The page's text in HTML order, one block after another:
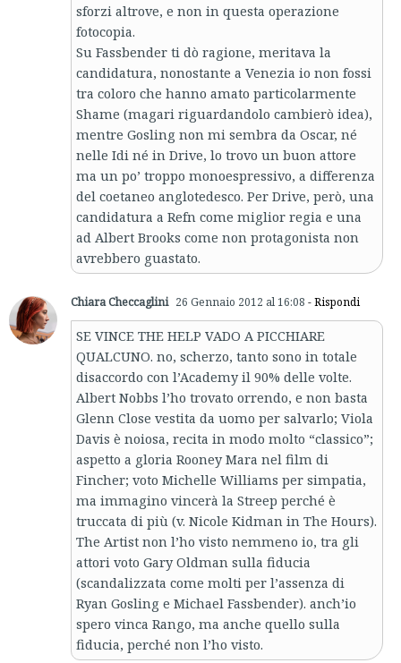
sforzi altrove, e non in questa operazione
fotocopia.
Su Fassbender ti dò ragione, meritava la
candidatura, nonostante a Venezia io non fossi
tra coloro che hanno amato particolarmente
Shame (magari riguardandolo cambierò idea),
mentre Gosling non mi sembra da Oscar, né
nelle Idi né in Drive, lo trovo un buon attore
ma un po’ troppo monoespressivo, a differenza
del coetaneo anglotedesco. Per Drive, però, una
candidatura a Refn come miglior regia e una
ad Albert Brooks come non protagonista non
avrebbero guastato.
Chiara Checcaglini 26 Gennaio 2012 al 16:08 - Rispondi
SE VINCE THE HELP VADO A PICCHIARE
QUALCUNO. no, scherzo, tanto sono in totale
disaccordo con l’Academy il 90% delle volte.
Albert Nobbs l’ho trovato orrendo, e non basta
Glenn Close vestita da uomo per salvarlo; Viola
Davis è noiosa, recita in modo molto “classico”;
aspetto a gloria Rooney Mara nel film di
Fincher; voto Michelle Williams per simpatia,
ma immagino vincerà la Streep perché è
truccata di più (v. Nicole Kidman in The Hours).
The Artist non l’ho visto nemmeno io, tra gli
attori voto Gary Oldman sulla fiducia
(scandalizzata come molti per l’assenza di
Ryan Gosling e Michael Fassbender). anch’io
spero vinca Rango, ma anche quello sulla
fiducia, perché non l’ho visto.